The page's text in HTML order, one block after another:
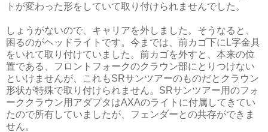
トが変わった形をしていて取り付けられませんでした。
しょうがないので、キャリアを外しました。そうなると、
困るのがヘッドライトです。今までは、前カゴ下にL字金具
をいれて取り付けていました。前カゴを外すと、本来の位
置である、フロントフォークのクラウン部にとりつけない
といけませんが、これもSRサンツアーのものだとクラウン
形状が特殊で取り付けられません。SRサンツアー用のフォ
ーククラウン用アダプタはAXAのライトに付属してきてい
たので所有していましたが、フェンダーとの共存ができま
せん。